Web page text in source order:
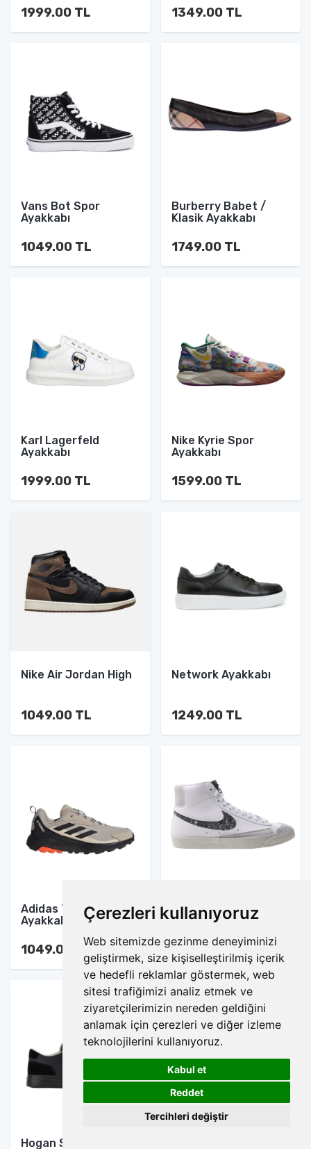
Çerezleri kullanıyoruz
Web sitemizde gezinme deneyiminizi
geliştirmek, size kişiselleştirilmiş içerik
ve hedefli reklamlar göstermek, web
sitesi trafiğimizi analiz etmek ve
ziyaretçilerimizin nereden geldiğini
anlamak için çerezleri ve diğer izleme
teknolojilerini kullanıyoruz.
Kabul et
Reddet
Tercihleri değiştir
1999.00 TL 1349.00 TL
Vans Bot Spor
Ayakkabı
1049.00 TL
Burberry Babet /
Klasik Ayakkabı
1749.00 TL
Karl Lagerfeld
Ayakkabı
1999.00 TL
Nike Kyrie Spor
Ayakkabı
1599.00 TL
Nike Air Jordan High
1049.00 TL
Network Ayakkabı
1249.00 TL
Adidas Terrex Spor
Ayakkabı
1049.00 TL
Nike Blazer Mid Spor
Ayakkabı
1049.00 TL
Hogan Spor Ayakkabı